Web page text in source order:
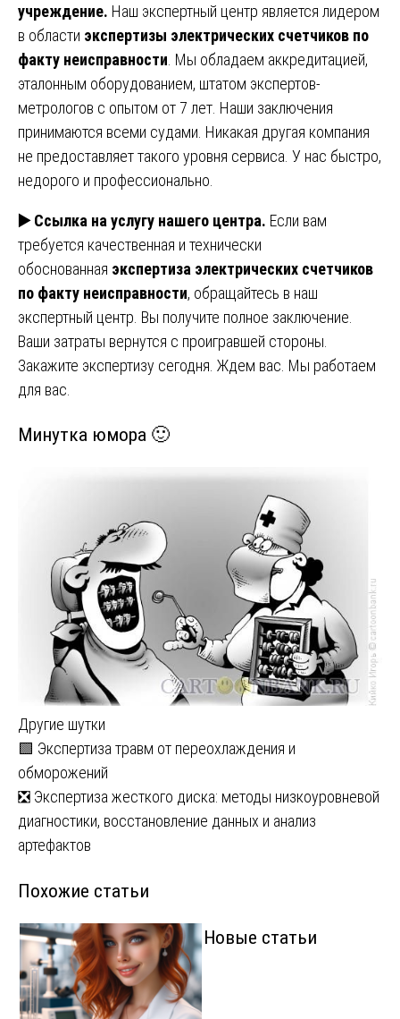
учреждение. Наш экспертный центр является лидером
в области экспертизы электрических счетчиков по
факту неисправности . Мы обладаем аккредитацией,
эталонным оборудованием, штатом экспертов-
метрологов с опытом от 7 лет. Наши заключения
принимаются всеми судами. Никакая другая компания
не предоставляет такого уровня сервиса. У нас быстро,
недорого и профессионально.
▶️Ссылка на услугу нашего центра. Если вам
требуется качественная и технически
обоснованная экспертиза электрических счетчиков
по факту неисправности, обращайтесь в наш
экспертный центр. Вы получите полное заключение.
Ваши затраты вернутся с проигравшей стороны.
Закажите экспертизу сегодня. Ждем вас. Мы работаем
для вас.
Минутка юмора 🙂
Другие шутки
Навигация
по
записям
🟩 Экспертиза травм от переохлаждения и
обморожений
❎ Экспертиза жесткого диска: методы низкоуровневой
диагностики, восстановление данных и анализ
артефактов
Похожие статьи
Новые статьи